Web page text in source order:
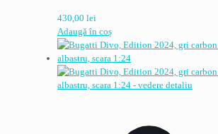
430,00 lei
Adaugă în coș